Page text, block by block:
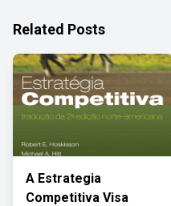
Related Posts
A Estrategia
Competitiva Visa